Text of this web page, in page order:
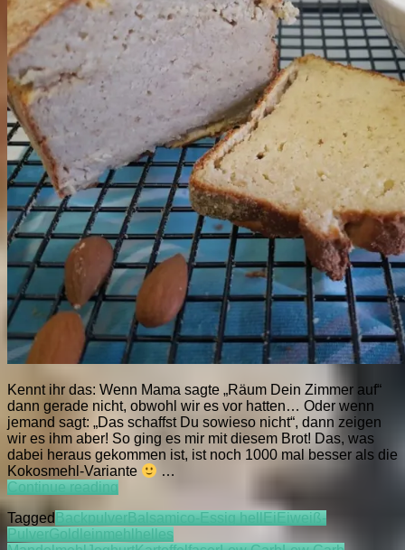
Kennt ihr das: Wenn Mama sagte „Räum Dein Zimmer auf“
dann gerade nicht, obwohl wir es vor hatten… Oder wenn
jemand sagt: „Das schaffst Du sowieso nicht“, dann zeigen
wir es ihm aber! So ging es mir mit diesem Brot! Das, was
dabei heraus gekommen ist, ist noch 1000 mal besser als die
Kokosmehl-Variante
…
Continue readingHelles
Brot
–
TaggedBackpulverBalsamico-Essig hellEiEiweiß-
PulverGoldleinmehlhelles